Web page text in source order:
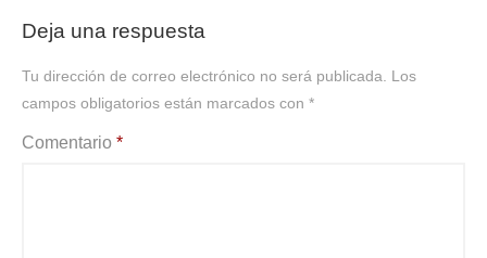
Deja una respuesta
Tu dirección de correo electrónico no será publicada. Los
campos obligatorios están marcados con *
Comentario *